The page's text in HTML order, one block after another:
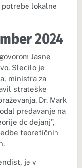
lokalne
2024
Jasne
Sledilo je
ministra za
strateške
Dr. Mark
predavanje na
do dejanj”,
teoretičnih
je v